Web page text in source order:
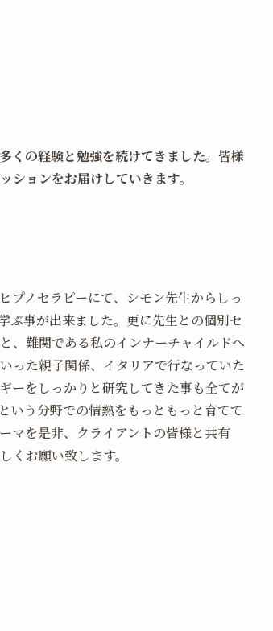
くの経験と勉強を続けてきました。皆様
ョンをお届けしていきます。
プノセラピーにて、シモン先生からしっ
ぶ事が出来ました。更に先生との個別セ
、難関である私のインナーチャイルドへ
った親子関係、イタリアで行なっていた
ーをしっかりと研究してきた事も全てが
いう分野での情熱をもっともっと育てて
マを是非、クライアントの皆様と共有
くお願い致します。